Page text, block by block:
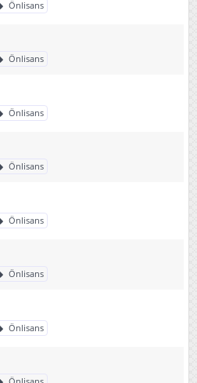
Önlisans
Önlisans
Önlisans
Önlisans
Önlisans
Önlisans
Önlisans